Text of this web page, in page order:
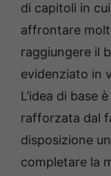
di capitoli in
affrontare
raggiungere il
evidenziato in
L’idea di base
rafforzata dal
disposizione
completare la